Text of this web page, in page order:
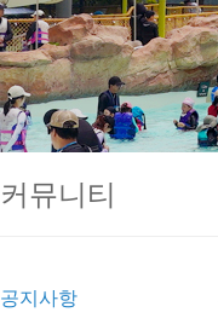
커뮤니티
공지사항